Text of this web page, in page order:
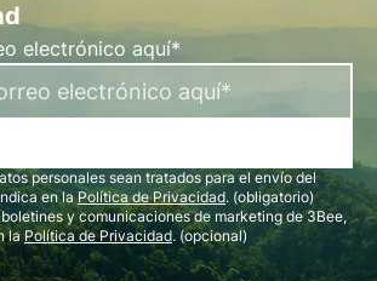
electrónico aquí*
personales sean tratados para el envío del
en laPolítica de Privacidad. (obligatorio)
y comunicaciones de marketing de 3Bee,
laPolítica de Privacidad. (opcional)